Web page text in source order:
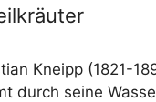
Kneipp (1821-
durch seine